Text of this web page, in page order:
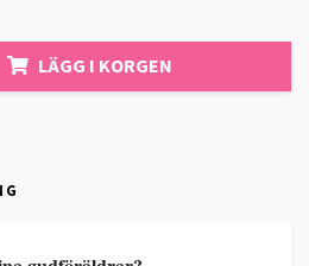
LÄGG I KORGEN